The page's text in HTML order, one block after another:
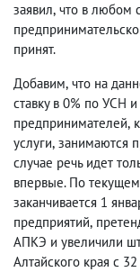
заявил, что в любом
принят.
Добавим, что на
ставку в 0% по УСН
предпринимателей,
услуги, занимаются
случае речь идет
впервые. По
заканчивается 1
предприятий,
АПКЭ и увеличили
Алтайского края с